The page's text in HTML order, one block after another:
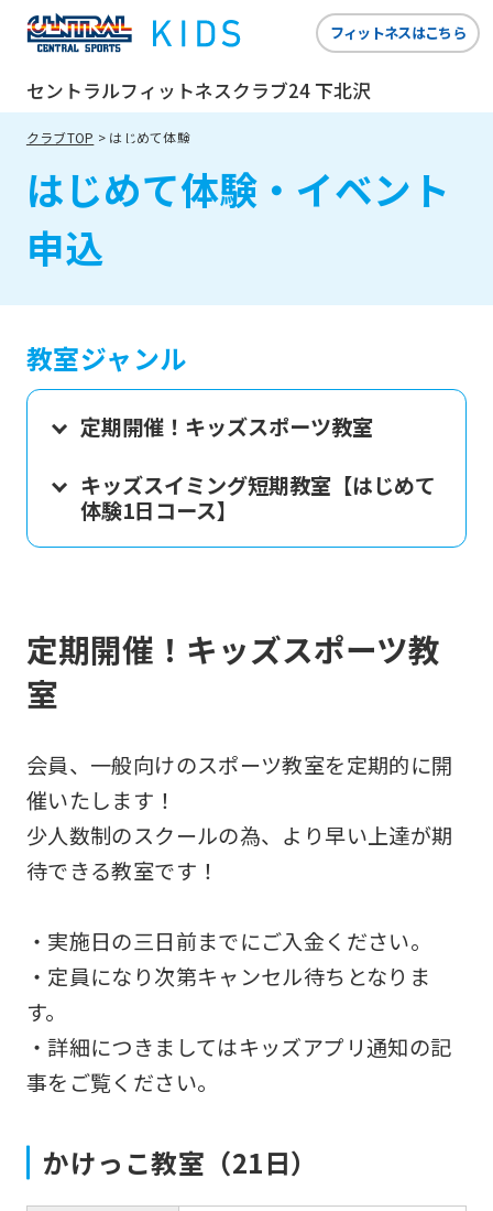
セントラルフィットネスクラブ24 下北沢
フィットネスはこちら
クラブTOP はじめて体験
はじめて体験・イベント
申込
教室ジャンル
定期開催！キッズスポーツ教室
キッズスイミング短期教室【はじめて
体験1日コース】
定期開催！キッズスポーツ教
室
会員、一般向けのスポーツ教室を定期的に開
催いたします！
少人数制のスクールの為、より早い上達が期
待できる教室です！
・実施日の三日前までにご入金ください。
・定員になり次第キャンセル待ちとなりま
す。
・詳細につきましてはキッズアプリ通知の記
事をご覧ください。
かけっこ教室（21日）